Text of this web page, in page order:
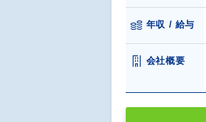
年収 / 給与
会社概要